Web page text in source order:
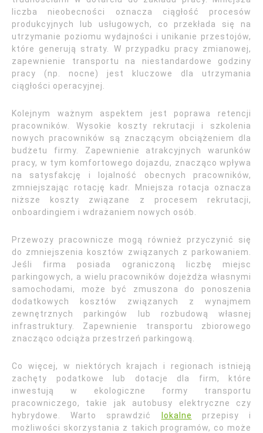
liczba nieobecności oznacza ciągłość procesów
produkcyjnych lub usługowych, co przekłada się na
utrzymanie poziomu wydajności i unikanie przestojów,
które generują straty. W przypadku pracy zmianowej,
zapewnienie transportu na niestandardowe godziny
pracy (np. nocne) jest kluczowe dla utrzymania
ciągłości operacyjnej.
Kolejnym ważnym aspektem jest poprawa retencji
pracowników. Wysokie koszty rekrutacji i szkolenia
nowych pracowników są znaczącym obciążeniem dla
budżetu firmy. Zapewnienie atrakcyjnych warunków
pracy, w tym komfortowego dojazdu, znacząco wpływa
na satysfakcję i lojalność obecnych pracowników,
zmniejszając rotację kadr. Mniejsza rotacja oznacza
niższe koszty związane z procesem rekrutacji,
onboardingiem i wdrażaniem nowych osób.
Przewozy pracownicze mogą również przyczynić się
do zmniejszenia kosztów związanych z parkowaniem.
Jeśli firma posiada ograniczoną liczbę miejsc
parkingowych, a wielu pracowników dojeżdża własnymi
samochodami, może być zmuszona do ponoszenia
dodatkowych kosztów związanych z wynajmem
zewnętrznych parkingów lub rozbudową własnej
infrastruktury. Zapewnienie transportu zbiorowego
znacząco odciąża przestrzeń parkingową.
Co więcej, w niektórych krajach i regionach istnieją
zachęty podatkowe lub dotacje dla firm, które
inwestują w ekologiczne formy transportu
pracowniczego, takie jak autobusy elektryczne czy
hybrydowe. Warto sprawdzić
lokalne
przepisy i
możliwości skorzystania z takich programów, co może